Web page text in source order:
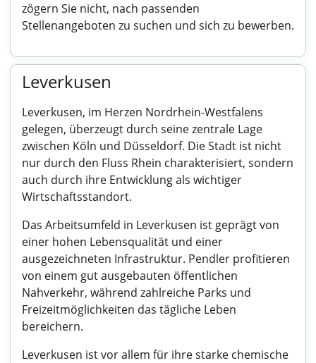
zögern Sie nicht, nach passenden
Stellenangeboten zu suchen und sich zu bewerben.
Leverkusen
Leverkusen, im Herzen Nordrhein-Westfalens
gelegen, überzeugt durch seine zentrale Lage
zwischen Köln und Düsseldorf. Die Stadt ist nicht
nur durch den Fluss Rhein charakterisiert, sondern
auch durch ihre Entwicklung als wichtiger
Wirtschaftsstandort.
Das Arbeitsumfeld in Leverkusen ist geprägt von
einer hohen Lebensqualität und einer
ausgezeichneten Infrastruktur. Pendler profitieren
von einem gut ausgebauten öffentlichen
Nahverkehr, während zahlreiche Parks und
Freizeitmöglichkeiten das tägliche Leben
bereichern.
Leverkusen ist vor allem für ihre starke chemische